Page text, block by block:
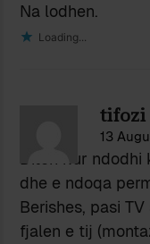
Na lodhen.
Loading...
tifozi
13
Diten kur ndodhi
dhe e ndoqa
Berishes, pasi
fjalen e tij